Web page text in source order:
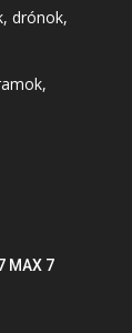
drónok,
MAX 7